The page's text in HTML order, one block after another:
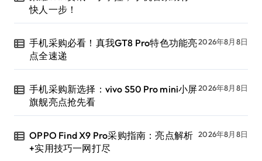
快人一步！
手机采购必看！真我GT8 Pro特色功能亮
点全速递
2026年8月8日
手机采购新选择：vivo S50 Pro mini小屏
旗舰亮点抢先看
2026年8月8日
OPPO Find X9 Pro采购指南：亮点解析
+实用技巧一网打尽
2026年8月8日